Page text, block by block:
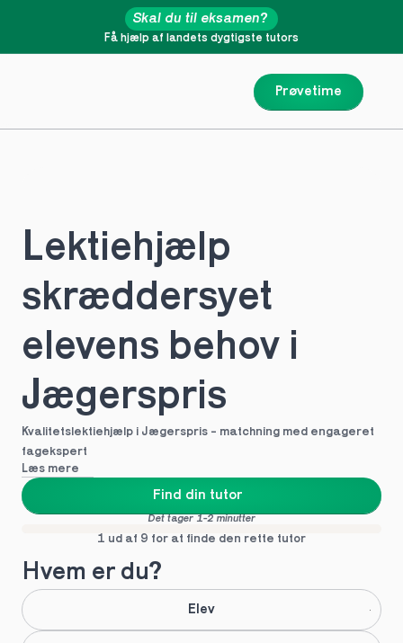
Prøvetime
Få hjælp af landets dygtigste tutors
Skal du til eksamen?
Lektiehjælp
skræddersyet
elevens behov i
Jægerspris
Kvalitetslektiehjælp i Jægerspris - matchning med engageret
fagekspert
Læs mere
Find din tutor
Det tager 1-2 minutter
1 ud af 9 for at finde den rette tutor
Hvem er du?
Elev